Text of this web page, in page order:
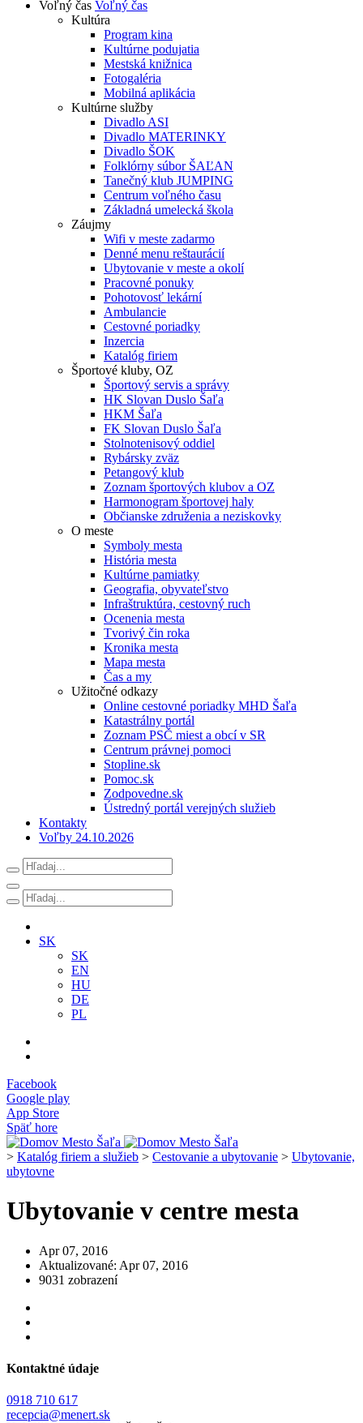
Voľný čas Voľný čas
Kultúra
Program kina
Kultúrne podujatia
Mestská knižnica
Fotogaléria
Mobilná aplikácia
Kultúrne služby
Divadlo ASI
Divadlo MATERINKY
Divadlo ŠOK
Folklórny súbor ŠAĽAN
Tanečný klub JUMPING
Centrum voľného času
Základná umelecká škola
Záujmy
Wifi v meste zadarmo
Denné menu reštaurácií
Ubytovanie v meste a okolí
Pracovné ponuky
Pohotovosť lekární
Ambulancie
Cestovné poriadky
Inzercia
Katalóg firiem
Športové kluby, OZ
Športový servis a správy
HK Slovan Duslo Šaľa
HKM Šaľa
FK Slovan Duslo Šaľa
Stolnotenisový oddiel
Rybársky zväz
Petangový klub
Zoznam športových klubov a OZ
Harmonogram športovej haly
Občianske združenia a neziskovky
O meste
Symboly mesta
História mesta
Kultúrne pamiatky
Geografia, obyvateľstvo
Infraštruktúra, cestovný ruch
Ocenenia mesta
Tvorivý čin roka
Kronika mesta
Mapa mesta
Čas a my
Užitočné odkazy
Online cestovné poriadky MHD Šaľa
Katastrálny portál
Zoznam PSČ miest a obcí v SR
Centrum právnej pomoci
Stopline.sk
Pomoc.sk
Zodpovedne.sk
Ústredný portál verejných služieb
Kontakty
Voľby 24.10.2026
SK
SK
EN
HU
DE
PL
Facebook
Google play
App Store
Späť hore
> Katalóg firiem a služieb > Cestovanie a ubytovanie > Ubytovanie,
ubytovne
Ubytovanie v centre mesta
Apr 07, 2016
Aktualizované: Apr 07, 2016
9031 zobrazení
Kontaktné údaje
0918 710 617
recepcia@menert.sk